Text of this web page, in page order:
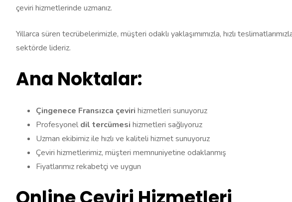
çeviri hizmetlerinde uzmanız.
Yıllarca süren tecrübelerimizle, müşteri odaklı yaklaşımımızla, hızlı
sektörde lideriz.
Ana Noktalar:
Çingenece Fransızca çeviri hizmetleri sunuyoruz
Profesyonel dil tercümesi hizmetleri sağlıyoruz
Uzman ekibimiz ile hızlı ve kaliteli hizmet sunuyoruz
Çeviri hizmetlerimiz, müşteri memnuniyetine odaklanmış
Fiyatlarımız rekabetçi ve uygun